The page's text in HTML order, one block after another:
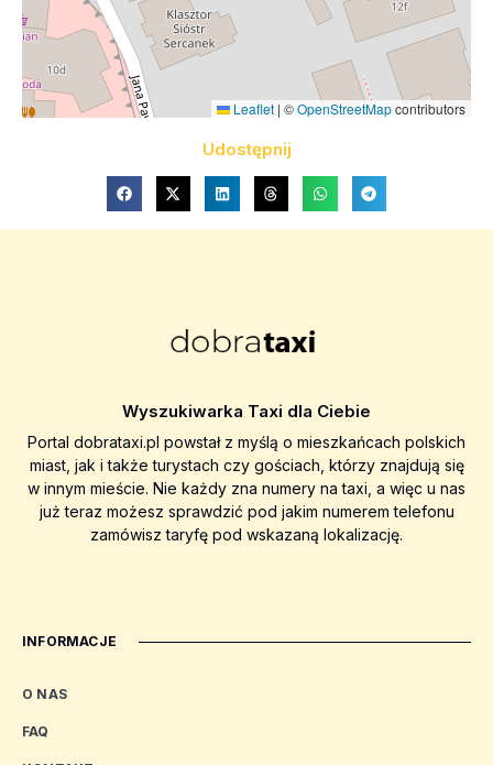
Leaflet | ©OpenStreetMapcontributors
Udostępnij
Wyszukiwarka Taxi dla Ciebie
Portal dobrataxi.pl powstał z myślą o mieszkańcach polskich
miast, jak i także turystach czy gościach, którzy znajdują się
w innym mieście. Nie każdy zna numery na taxi, a więc u nas
już teraz możesz sprawdzić pod jakim numerem telefonu
zamówisz taryfę pod wskazaną lokalizację.
INFORMACJE
O NAS
FAQ